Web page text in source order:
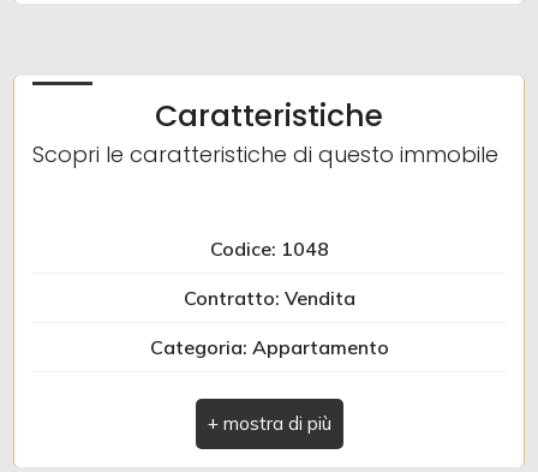
Caratteristiche
Scopri le caratteristiche di questo immobile
Codice: 1048
Contratto: Vendita
Categoria: Appartamento
Indirizzo: Via Al Piemonte
CAP: 17031